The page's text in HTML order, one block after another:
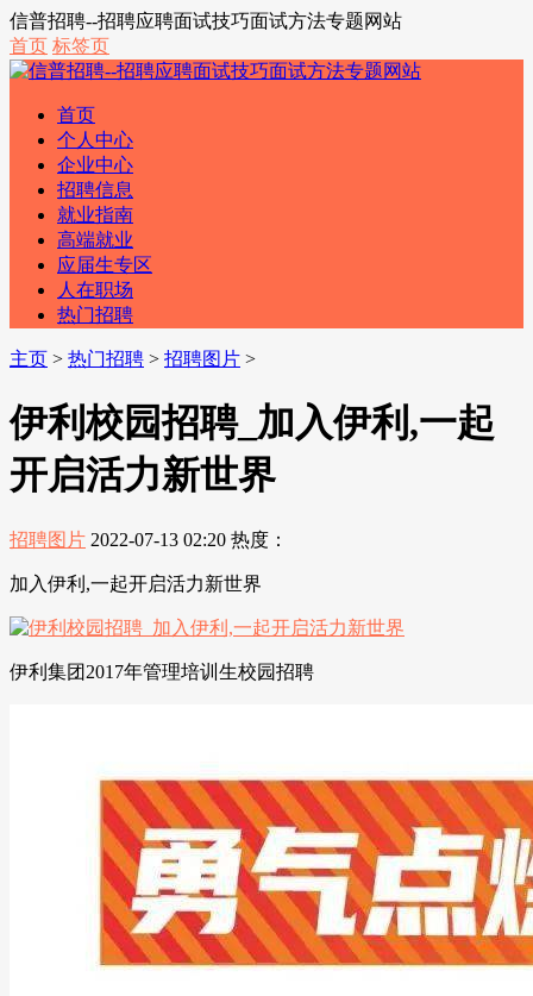
信普招聘--招聘应聘面试技巧面试方法专题网站
首页 标签页
首页
个人中心
企业中心
招聘信息
就业指南
高端就业
应届生专区
人在职场
热门招聘
主页 > 热门招聘 > 招聘图片 >
伊利校园招聘_加入伊利,一起
开启活力新世界
招聘图片 2022-07-13 02:20 热度：
加入伊利,一起开启活力新世界
伊利集团2017年管理培训生校园招聘